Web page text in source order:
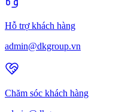
Hỗ trợ khách hàng
admin@dkgroup.vn
Chăm sóc khách hàng